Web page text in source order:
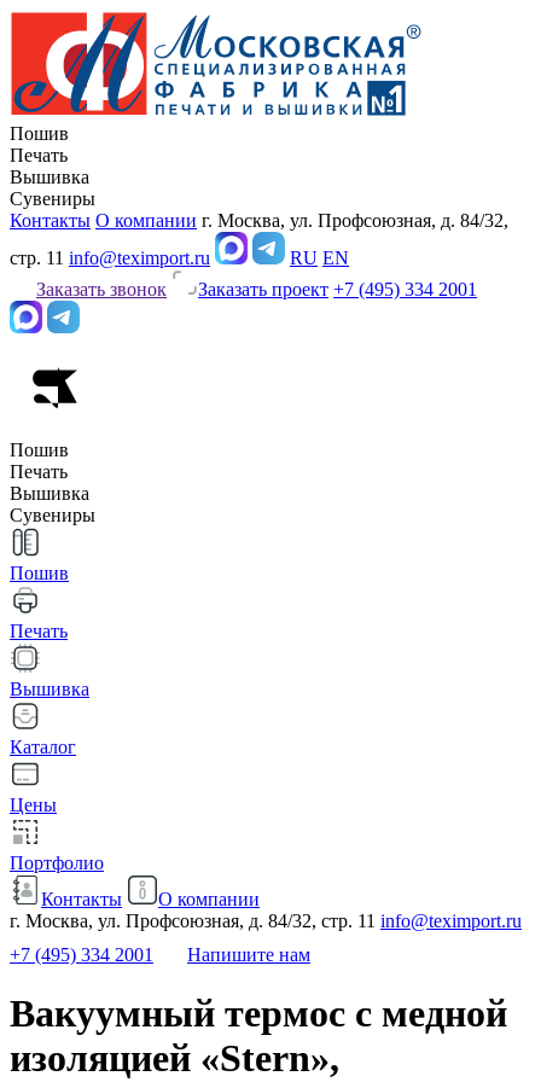
Пошив
Печать
Вышивка
Сувениры
Контакты О компании г. Москва, ул. Профсоюзная, д. 84/32,
стр. 11 info@teximport.ru RU EN
Заказать звонок
Заказать проект +7 (495) 334 2001
Пошив
Печать
Вышивка
Сувениры
Пошив
Печать
Вышивка
Каталог
Цены
Портфолио
Контакты
О компании
г. Москва, ул. Профсоюзная, д. 84/32, стр. 11 info@teximport.ru
+7 (495) 334 2001
Напишите нам
Вакуумный термос с медной
изоляцией «Stern»,